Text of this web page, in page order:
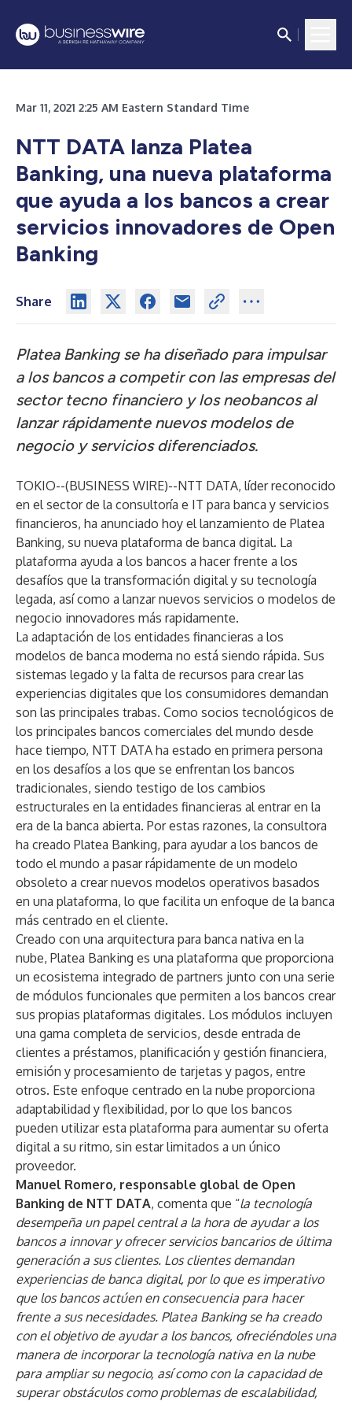
Mar 11, 2021 2:25 AM Eastern Standard Time
NTT DATA lanza Platea
Banking, una nueva plataforma
que ayuda a los bancos a crear
servicios innovadores de Open
Banking
Share
Platea Banking se ha diseñado para impulsar
a los bancos a competir con las empresas del
sector tecno financiero y los neobancos al
lanzar rápidamente nuevos modelos de
negocio y servicios diferenciados.
TOKIO--(BUSINESS WIRE)--NTT DATA, líder reconocido
en el sector de la consultoría e IT para banca y servicios
financieros, ha anunciado hoy el lanzamiento de Platea
Banking, su nueva plataforma de banca digital. La
plataforma ayuda a los bancos a hacer frente a los
desafíos que la transformación digital y su tecnología
legada, así como a lanzar nuevos servicios o modelos de
negocio innovadores más rapidamente.
La adaptación de los entidades financieras a los
modelos de banca moderna no está siendo rápida. Sus
sistemas legado y la falta de recursos para crear las
experiencias digitales que los consumidores demandan
son las principales trabas. Como socios tecnológicos de
los principales bancos comerciales del mundo desde
hace tiempo, NTT DATA ha estado en primera persona
en los desafíos a los que se enfrentan los bancos
tradicionales, siendo testigo de los cambios
estructurales en la entidades financieras al entrar en la
era de la banca abierta. Por estas razones, la consultora
ha creado Platea Banking, para ayudar a los bancos de
todo el mundo a pasar rápidamente de un modelo
obsoleto a crear nuevos modelos operativos basados
en una plataforma, lo que facilita un enfoque de la banca
más centrado en el cliente.
Creado con una arquitectura para banca nativa en la
nube, Platea Banking es una plataforma que proporciona
un ecosistema integrado de partners junto con una serie
de módulos funcionales que permiten a los bancos crear
sus propias plataformas digitales. Los módulos incluyen
una gama completa de servicios, desde entrada de
clientes a préstamos, planificación y gestión financiera,
emisión y procesamiento de tarjetas y pagos, entre
otros. Este enfoque centrado en la nube proporciona
adaptabilidad y flexibilidad, por lo que los bancos
pueden utilizar esta plataforma para aumentar su oferta
digital a su ritmo, sin estar limitados a un único
proveedor.
Manuel Romero, responsable global de Open
Banking de NTT DATA, comenta que “la tecnología
desempeña un papel central a la hora de ayudar a los
bancos a innovar y ofrecer servicios bancarios de última
generación a sus clientes. Los clientes demandan
experiencias de banca digital, por lo que es imperativo
que los bancos actúen en consecuencia para hacer
frente a sus necesidades. Platea Banking se ha creado
con el objetivo de ayudar a los bancos, ofreciéndoles una
manera de incorporar la tecnología nativa en la nube
para ampliar su negocio, así como con la capacidad de
superar obstáculos como problemas de escalabilidad,